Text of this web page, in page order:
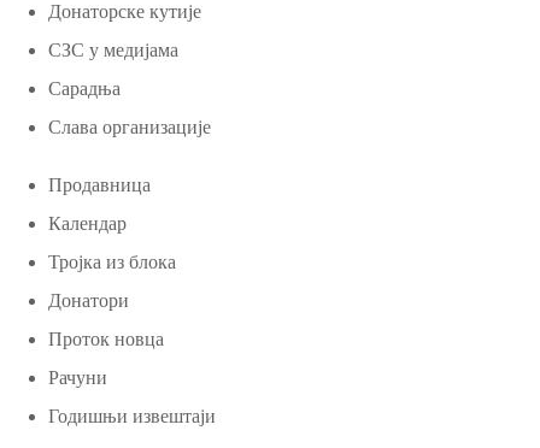
Донаторске кутије
СЗС у медијама
Сарадња
Слава организације
Продавница
Календар
Тројка из блока
Донатори
Проток новца
Рачуни
Годишњи извештаји